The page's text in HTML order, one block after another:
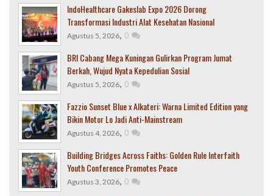
IndoHealthcare Gakeslab Expo 2026 Dorong
Transformasi Industri Alat Kesehatan Nasional
Agustus 5, 2026, 0
BRI Cabang Mega Kuningan Gulirkan Program Jumat
Berkah, Wujud Nyata Kepedulian Sosial
Agustus 5, 2026, 0
Fazzio Sunset Blue x Alkateri: Warna Limited Edition yang
Bikin Motor Lo Jadi Anti-Mainstream
Agustus 4, 2026, 0
Building Bridges Across Faiths: Golden Rule Interfaith
Youth Conference Promotes Peace
Agustus 3, 2026, 0